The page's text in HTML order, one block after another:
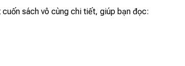
sách vô cùng chi tiết, giúp bạn đọc: